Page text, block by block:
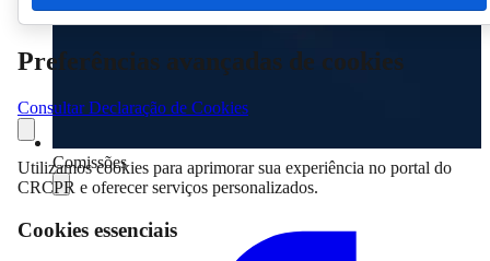
Comissões
Compartilhar
Preferências avançadas de cookies
Consultar Declaração de Cookies
Utilizamos cookies para aprimorar sua experiência no portal do
CRCPR e oferecer serviços personalizados.
Cookies essenciais